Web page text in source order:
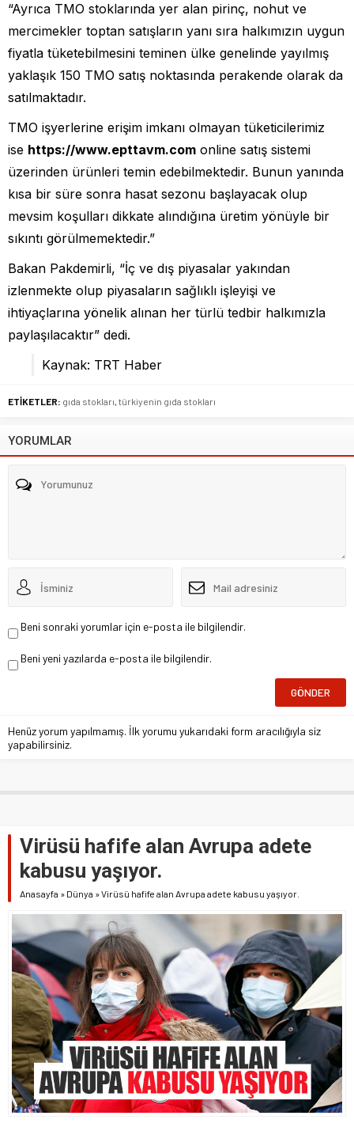
“Ayrıca TMO stoklarında yer alan pirinç, nohut ve
mercimekler toptan satışların yanı sıra halkımızın uygun
fiyatla tüketebilmesini teminen ülke genelinde yayılmış
yaklaşık 150 TMO satış noktasında perakende olarak da
satılmaktadır.
TMO işyerlerine erişim imkanı olmayan tüketicilerimiz
ise https://www.epttavm.com online satış sistemi
üzerinden ürünleri temin edebilmektedir. Bunun yanında
kısa bir süre sonra hasat sezonu başlayacak olup
mevsim koşulları dikkate alındığına üretim yönüyle bir
sıkıntı görülmemektedir.”
Bakan Pakdemirli, “İç ve dış piyasalar yakından
izlenmekte olup piyasaların sağlıklı işleyişi ve
ihtiyaçlarına yönelik alınan her türlü tedbir halkımızla
paylaşılacaktır” dedi.
Kaynak: TRT Haber
ETİKETLER: gıda stokları, türkiyenin gıda stokları
YORUMLAR
Beni sonraki yorumlar için e-posta ile bilgilendir.
Beni yeni yazılarda e-posta ile bilgilendir.
Henüz yorum yapılmamış. İlk yorumu yukarıdaki form aracılığıyla siz
yapabilirsiniz.
Virüsü hafife alan Avrupa adete
kabusu yaşıyor.
Anasayfa » Dünya »Virüsü hafife alan Avrupa adete kabusu yaşıyor.